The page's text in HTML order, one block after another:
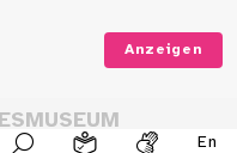
Anzeigen
En